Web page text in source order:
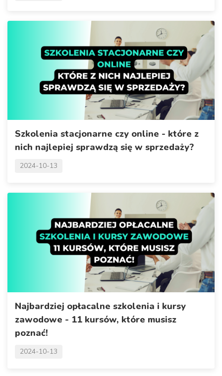
Szkolenia stacjonarne czy online - które z
nich najlepiej sprawdzą się w sprzedaży?
2024-10-13
Najbardziej opłacalne szkolenia i kursy
zawodowe - 11 kursów, które musisz
poznać!
2024-10-13